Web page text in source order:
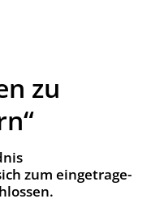
zu
zum ein­ge­tra­ge­